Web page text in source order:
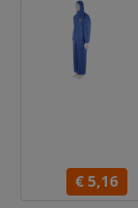
€ 5,16